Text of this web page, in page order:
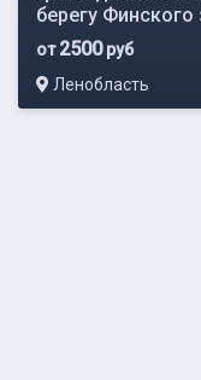
берегу Финского
от2500руб
Ленобласть